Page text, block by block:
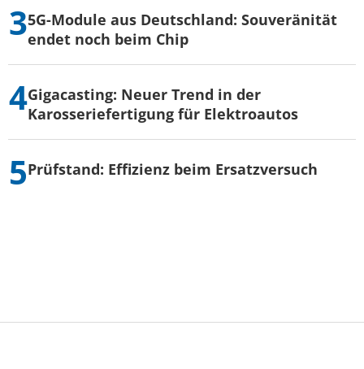
5G-Module aus Deutschland: Souveränität
endet noch beim Chip
Gigacasting: Neuer Trend in der
Karosseriefertigung für Elektroautos
Prüfstand: Effizienz beim Ersatzversuch